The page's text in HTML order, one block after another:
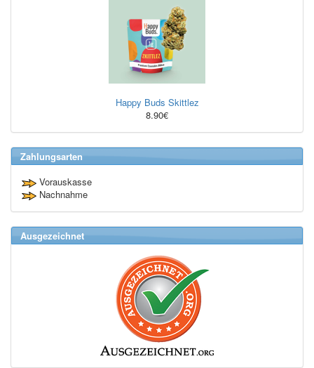
Happy Buds Skittlez
8.90€
Zahlungsarten
Vorauskasse
Nachnahme
Ausgezeichnet